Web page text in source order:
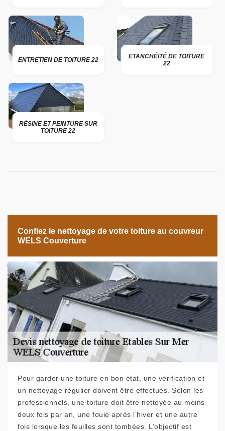
ENTRETIEN DE TOITURE 22
ETANCHÉITÉ DE TOITURE
22
RÉSINE ET PEINTURE SUR
TOITURE 22
Confiez le nettoyage de votre toiture au couvreur
WELS Couverture
Pour garder une toiture en bon état, une vérification et
un nettoyage régulier doivent être effectués. Selon les
professionnels, une toiture doit être nettoyée au moins
deux fois par an, une fouie après l’hiver et une autre
fois lorsque les feuilles sont tombées. L’objectif est